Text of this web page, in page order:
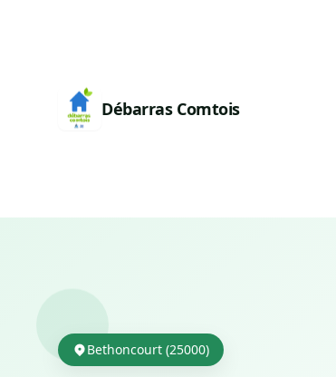
Débarras Comtois
Bethoncourt (25000)